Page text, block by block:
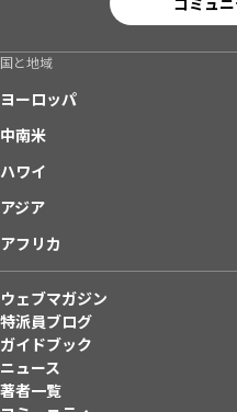
国と地域
ヨーロッパ
中南米
ハワイ
アジア
アフリカ
ウェブマガジン
特派員ブログ
ガイドブック
ニュース
著者一覧